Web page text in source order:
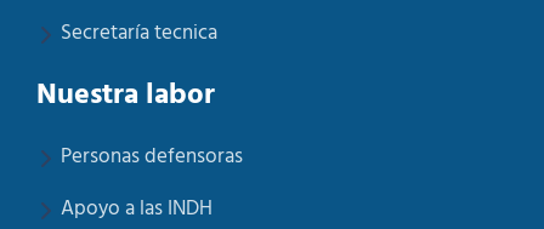
Secretaría tecnica
Nuestra labor
Personas defensoras
Apoyo a las INDH